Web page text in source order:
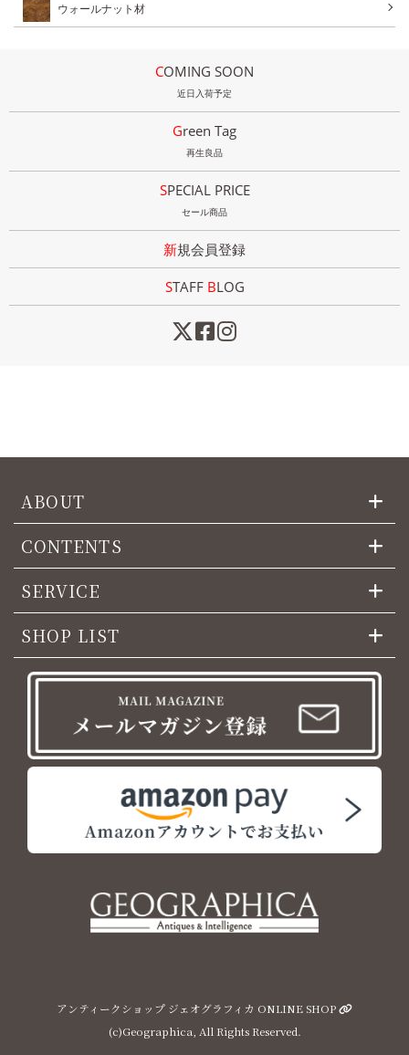
ウォールナット材
COMING SOON
近日入荷予定
Green Tag
再生良品
SPECIAL PRICE
セール商品
新規会員登録
STAFF BLOG
ABOUT
CONTENTS
SERVICE
SHOP LIST
アンティークショップ ジェオグラフィカ ONLINE SHOP
(c)Geographica, All Rights Reserved.